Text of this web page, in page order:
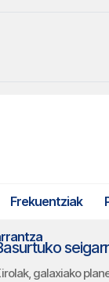
Frekuentziak
galaxiako